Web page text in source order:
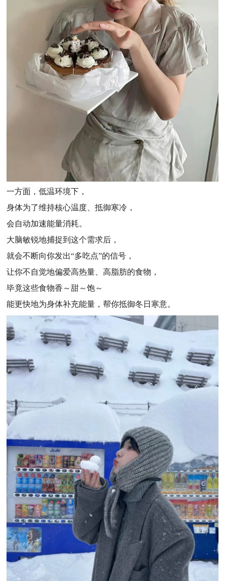
一方面，低温环境下，
身体为了维持核心温度、抵御寒冷，
会自动加速能量消耗。
大脑敏锐地捕捉到这个需求后，
就会不断向你发出“多吃点”的信号，
让你不自觉地偏爱高热量、高脂肪的食物，
毕竟这些食物香～甜～饱～
能更快地为身体补充能量，帮你抵御冬日寒意。